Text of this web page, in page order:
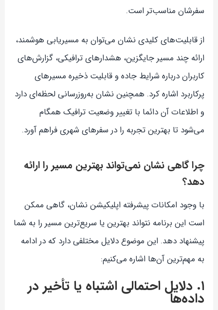
سفرشان مناسب‌تر است.
از قابلیت‌های کلیدی نشان می‌توان به مسیریابی هوشمند،
ارائه چند مسیر جایگزین، هشدارهای ترافیکی، گزارش‌های
کاربران درباره شرایط جاده و قابلیت ذخیره مسیرهای
پرکاربرد اشاره کرد. همچنین نشان به‌روزرسانی لحظه‌ای دارد
و اطلاعات آن دائما با تغییر وضعیت ترافیک همگام
می‌شود تا بهترین تجربه را در سفرهای شهری فراهم آورد.
چرا گاهی نشان نمی‌تواند بهترین مسیر را ارائه
دهد؟
با وجود امکانات پیشرفته اپلیکیشن نشان، گاهی ممکن
است این برنامه نتواند بهترین یا سریع‌ترین مسیر را به شما
پیشنهاد دهد. این موضوع دلایل مختلفی دارد که در ادامه
به مهم‌ترین آن‌ها اشاره می‌کنیم:
۱. دلایل احتمالی اشتباه یا تأخیر در
داده‌ها